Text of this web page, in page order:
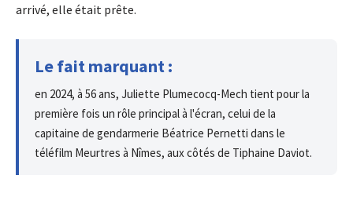
arrivé, elle était prête.
Le fait marquant :
en 2024, à 56 ans, Juliette Plumecocq-Mech tient pour la
première fois un rôle principal à l'écran, celui de la
capitaine de gendarmerie Béatrice Pernetti dans le
téléfilm Meurtres à Nîmes, aux côtés de Tiphaine Daviot.